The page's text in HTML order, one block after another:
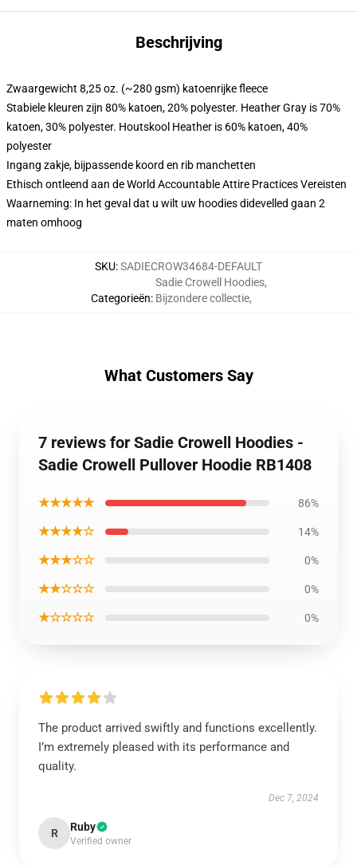
Beschrijving
Zwaargewicht 8,25 oz. (~280 gsm) katoenrijke fleece
Stabiele kleuren zijn 80% katoen, 20% polyester. Heather Gray is 70%
katoen, 30% polyester. Houtskool Heather is 60% katoen, 40%
polyester
Ingang zakje, bijpassende koord en rib manchetten
Ethisch ontleend aan de World Accountable Attire Practices Vereisten
Waarneming: In het geval dat u wilt uw hoodies didevelled gaan 2
maten omhoog
SKU:SADIECROW34684-DEFAULT
Categorieën:
Sadie Crowell Hoodies,
Bijzondere collectie,
What Customers Say
7 reviews for Sadie Crowell Hoodies -
Sadie Crowell Pullover Hoodie RB1408
★★★★★ 86%
★★★★☆ 14%
★★★☆☆ 0%
★★☆☆☆ 0%
★☆☆☆☆ 0%
The product arrived swiftly and functions excellently.
I’m extremely pleased with its performance and
quality.
Dec 7, 2024
R Ruby
Verified owner